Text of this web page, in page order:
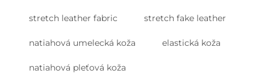
stretch leather fabric stretch fake leather
natiahová umelecká koža elastická koža
natiahová pleťová koža